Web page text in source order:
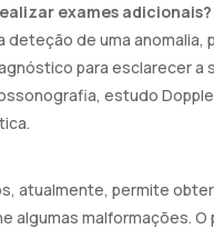
exames adicionais?
deteção de uma
para esclarecer
estudo
atualmente, permite
algumas malformações.